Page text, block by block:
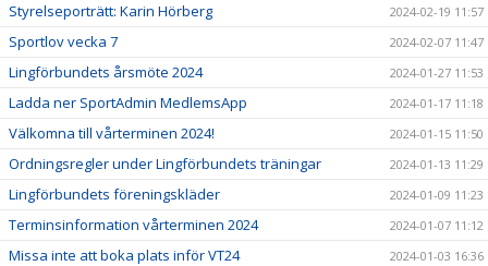
Styrelseporträtt: Karin Hörberg 2024-02-19 11:57
Sportlov vecka 7 2024-02-07 11:47
Lingförbundets årsmöte 2024 2024-01-27 11:53
Ladda ner SportAdmin MedlemsApp 2024-01-17 11:18
Välkomna till vårterminen 2024! 2024-01-15 11:50
Ordningsregler under Lingförbundets träningar 2024-01-13 11:29
Lingförbundets föreningskläder 2024-01-09 11:23
Terminsinformation vårterminen 2024 2024-01-07 11:12
Missa inte att boka plats inför VT24 2024-01-03 16:36